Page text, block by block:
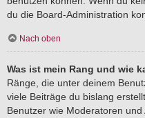
du die Board-Administration
Nach oben
Was ist mein Rang und wie
Ränge, die unter deinem
viele Beiträge du bislang
Benutzer wie Moderatoren